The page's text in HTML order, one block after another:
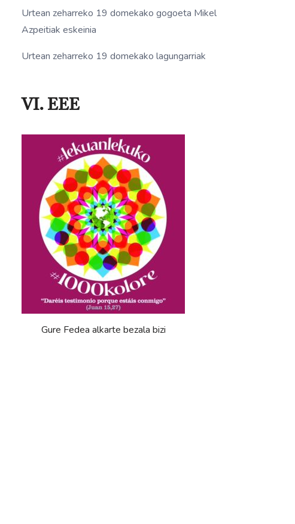
Urtean zeharreko 19 domekako gogoeta Mikel
Azpeitiak eskeinia
Urtean zeharreko 19 domekako lagungarriak
VI. EEE
Gure Fedea alkarte bezala bizi